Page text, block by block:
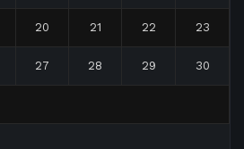
20 21 22 23
27 28 29 30